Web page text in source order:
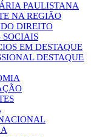
PAULISTANA
NA REGIÃO
DIREITO
SOCIAIS
EM DESTAQUE
DESTAQUE